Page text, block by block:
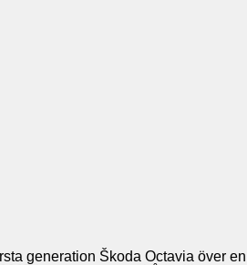
generation Škoda Octavia över